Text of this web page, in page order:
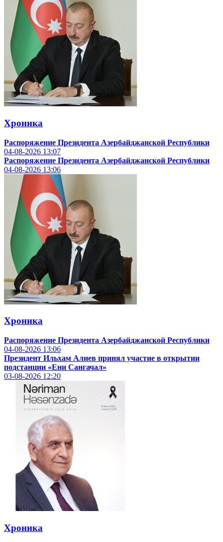
Хроника
Распоряжение Президента Азербайджанской Республики
04-08-2026 13:07
Распоряжение Президента Азербайджанской Республики
04-08-2026 13:06
Хроника
Распоряжение Президента Азербайджанской Республики
04-08-2026 13:06
Президент Ильхам Алиев принял участие в открытии
подстанции «Ени Сангачал»
03-08-2026 12:20
Хроника